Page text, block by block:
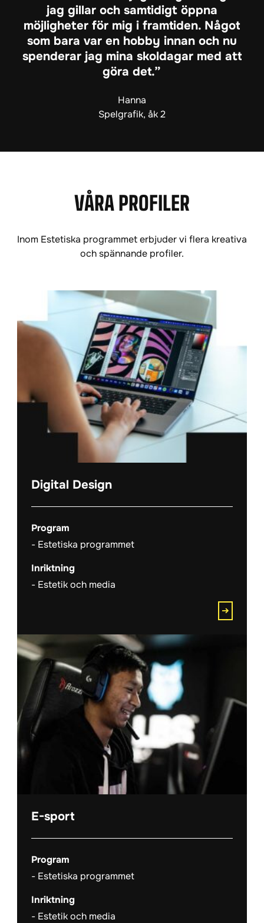
jag gillar och samtidigt öppna
möjligheter för mig i framtiden. Något
som bara var en hobby innan och nu
spenderar jag mina skoldagar med att
göra det.
Hanna
Spelgrafik, åk 2
VÅRA PROFILER
Inom Estetiska programmet erbjuder vi flera kreativa
och spännande profiler.
Digital Design
Program
Estetiska programmet
Inriktning
Estetik och media
E-sport
Program
Estetiska programmet
Inriktning
Estetik och media